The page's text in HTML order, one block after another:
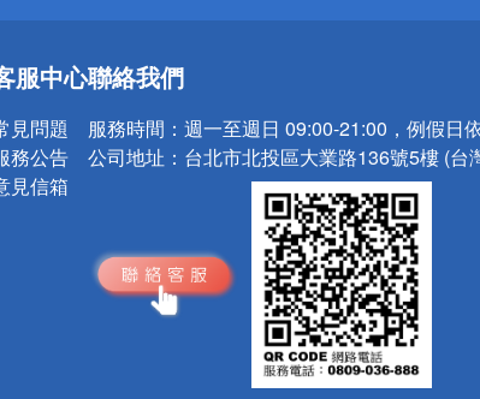
小心！
服中心
見問題
務公告
見信箱
聯絡我們
服務時間： 週一至週日 09:00-21:00，例假日
公司地址： 台北市北投區大業路136號5樓 (台